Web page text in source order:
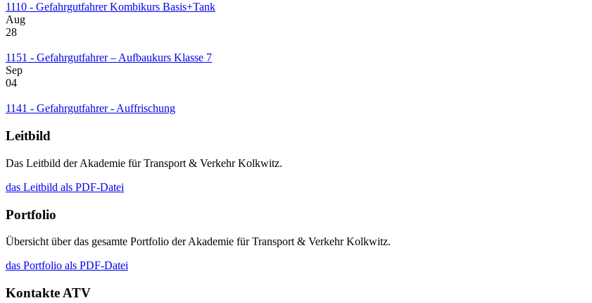
1110 - Gefahrgutfahrer Kombikurs Basis+Tank
Aug
28
1151 - Gefahrgutfahrer – Aufbaukurs Klasse 7
Sep
04
1141 - Gefahrgutfahrer - Auffrischung
Leitbild
Das Leitbild der Akademie für Transport & Verkehr Kolkwitz.
das Leitbild als PDF-Datei
Portfolio
Übersicht über das gesamte Portfolio der Akademie für Transport & Verkehr Kolkwitz.
das Portfolio als PDF-Datei
Kontakte ATV